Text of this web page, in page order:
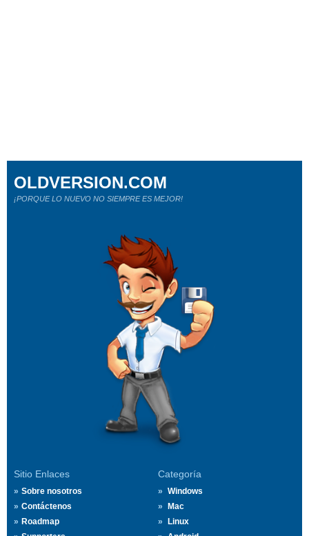
Sitio Enlaces
Sobre nosotros
Contáctenos
Roadmap
Categoría
Windows
Mac
Linux
OLDVERSION.COM
¡PORQUE LO NUEVO NO SIEMPRE ES MEJOR!